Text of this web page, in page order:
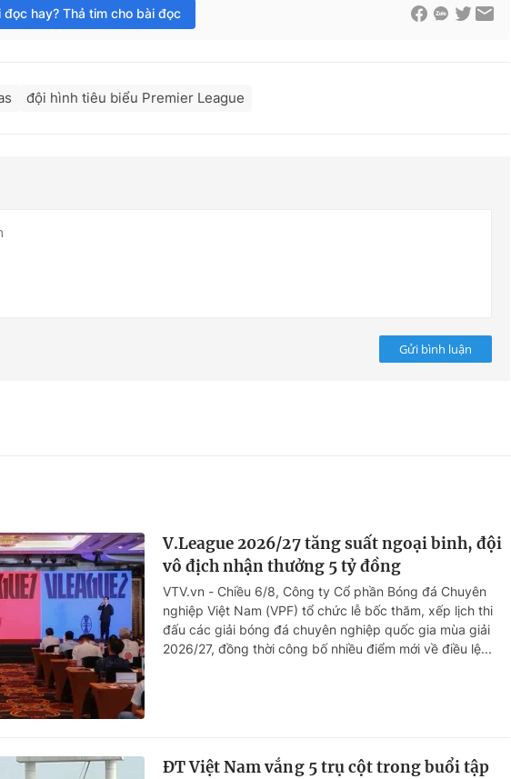
đọc hay? Thả tim cho bài đọc
đội hình tiêu biểu Premier League
Gửi bình luận
V.League 2026/27 tăng suất ngoại binh, đội
vô địch nhận thưởng 5 tỷ đồng
VTV.vn - Chiều 6/8, Công ty Cổ phần Bóng đá Chuyên
nghiệp Việt Nam (VPF) tổ chức lễ bốc thăm, xếp lịch thi
đấu các giải bóng đá chuyên nghiệp quốc gia mùa giải
2026/27, đồng thời công bố nhiều điểm mới về điều lệ...
ĐT Việt Nam vắng 5 trụ cột trong buổi tập